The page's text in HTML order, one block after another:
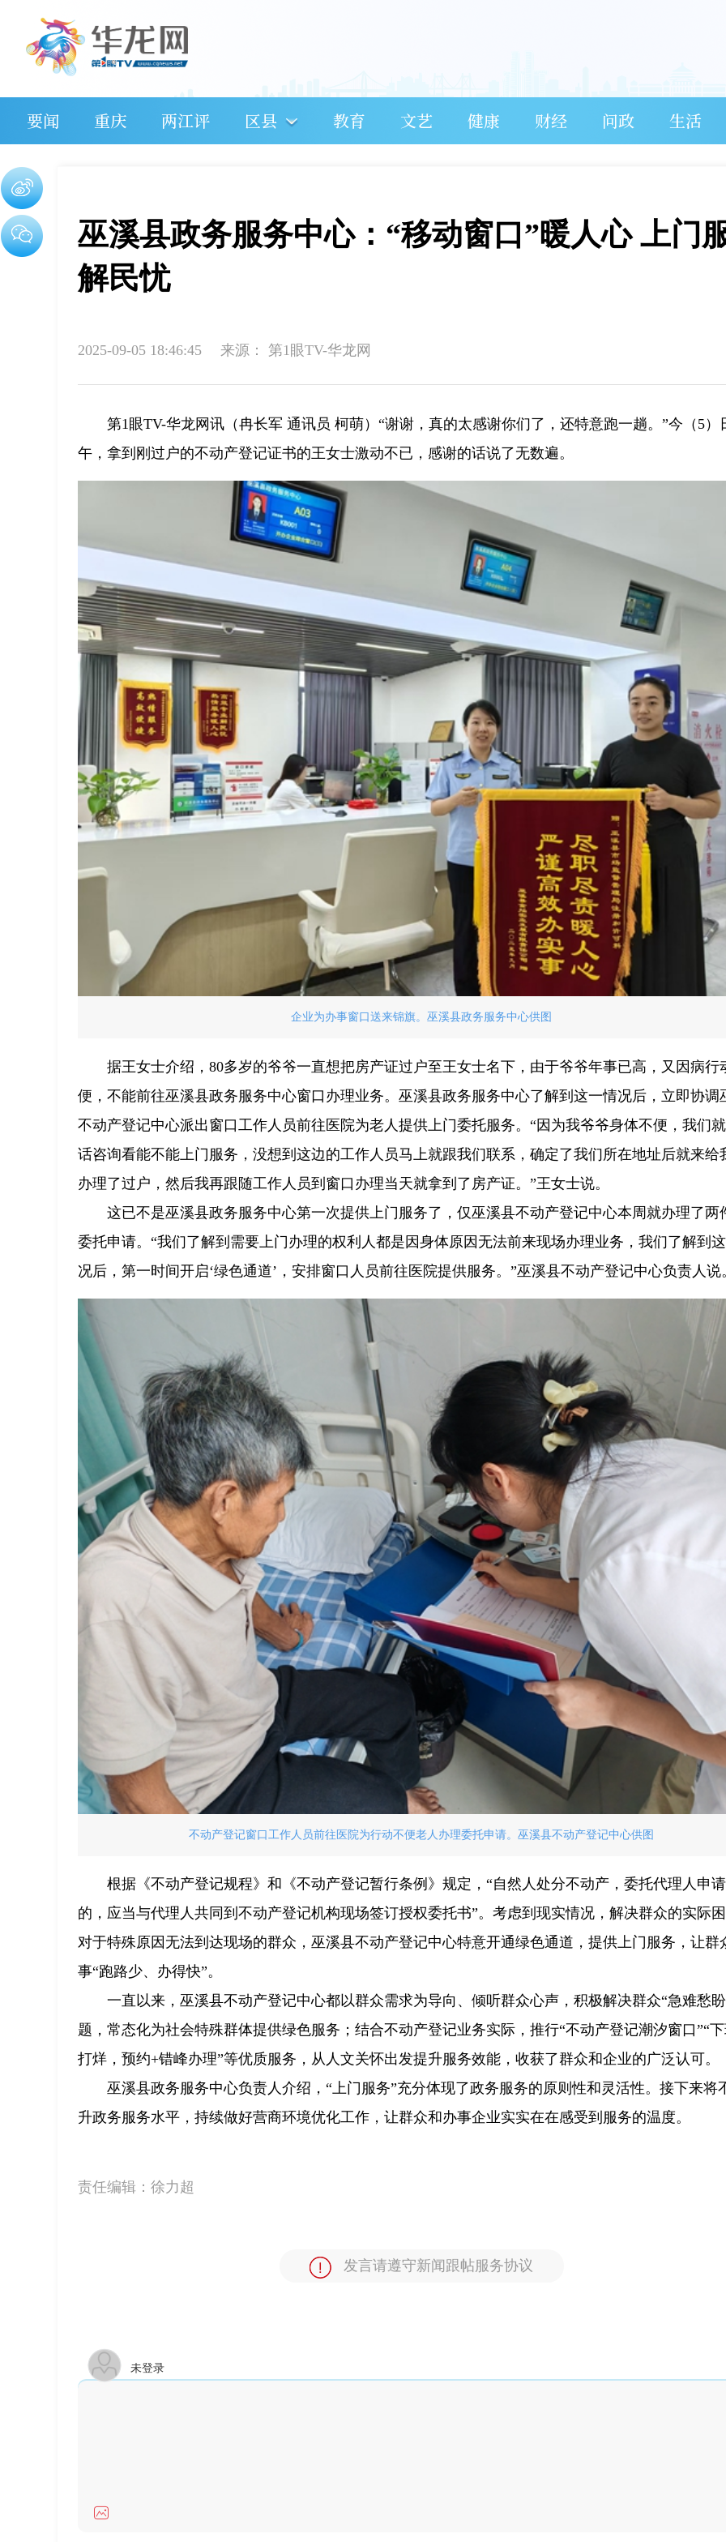
要闻 重庆 两江评 区县 教育 文艺 健康 财经 问政 生活
巫溪县政务服务中心：“移动窗口”暖人心 上门
解民忧
2025-09-05 18:46:45 来源： 第1眼TV-华龙网
第1眼TV-华龙网讯（冉长军 通讯员 柯萌）“谢谢，真的太感谢你们了，还特意跑一趟。”今（5）
午，拿到刚过户的不动产登记证书的王女士激动不已，感谢的话说了无数遍。
企业为办事窗口送来锦旗。巫溪县政务服务中心供图
据王女士介绍，80多岁的爷爷一直想把房产证过户至王女士名下，由于爷爷年事已高，又因病行
便，不能前往巫溪县政务服务中心窗口办理业务。巫溪县政务服务中心了解到这一情况后，立即协调
不动产登记中心派出窗口工作人员前往医院为老人提供上门委托服务。“因为我爷爷身体不便，我们
话咨询看能不能上门服务，没想到这边的工作人员马上就跟我们联系，确定了我们所在地址后就来给
办理了过户，然后我再跟随工作人员到窗口办理当天就拿到了房产证。”王女士说。
这已不是巫溪县政务服务中心第一次提供上门服务了，仅巫溪县不动产登记中心本周就办理了两
委托申请。“我们了解到需要上门办理的权利人都是因身体原因无法前来现场办理业务，我们了解到
况后，第一时间开启‘绿色通道’，安排窗口人员前往医院提供服务。”巫溪县不动产登记中心负责人说
不动产登记窗口工作人员前往医院为行动不便老人办理委托申请。巫溪县不动产登记中心供图
根据《不动产登记规程》和《不动产登记暂行条例》规定，“自然人处分不动产，委托代理人申
的，应当与代理人共同到不动产登记机构现场签订授权委托书”。考虑到现实情况，解决群众的实际
对于特殊原因无法到达现场的群众，巫溪县不动产登记中心特意开通绿色通道，提供上门服务，让群
事“跑路少、办得快”。
一直以来，巫溪县不动产登记中心都以群众需求为导向、倾听群众心声，积极解决群众“急难愁
题，常态化为社会特殊群体提供绿色服务；结合不动产登记业务实际，推行“不动产登记潮汐窗口”“
打烊，预约+错峰办理”等优质服务，从人文关怀出发提升服务效能，收获了群众和企业的广泛认可。
巫溪县政务服务中心负责人介绍，“上门服务”充分体现了政务服务的原则性和灵活性。接下来将
升政务服务水平，持续做好营商环境优化工作，让群众和办事企业实实在在感受到服务的温度。
责任编辑： 徐力超
发言请遵守新闻跟帖服务协议
未登录